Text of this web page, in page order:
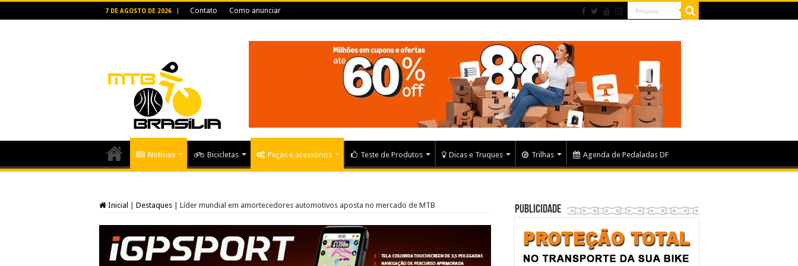
7 DE AGOSTO DE 2026 Contato Como anunciar
Notícias Bicicletas Peças e acessórios Teste de Produtos Dicas e Truques Trilhas Agenda de Pedaladas DF
Inicial Destaques Líder mundial em amortecedores automotivos aposta no mercado de MTB Publicidade